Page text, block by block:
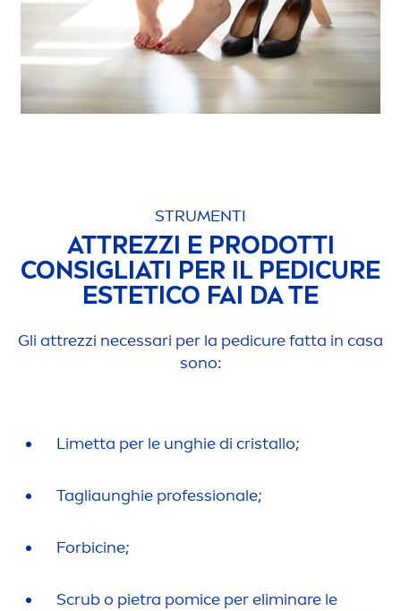
STRUMENTI
ATTREZZI E PRODOTTI
CONSIGLIATI PER IL PEDICURE
ESTETICO FAI DA TE
Gli attrezzi necessari per la pedicure fatta in casa
sono:
Limetta per le unghie di cristallo;
Tagliaunghie professionale;
Forbicine;
Scrub o pietra pomice per eliminare le